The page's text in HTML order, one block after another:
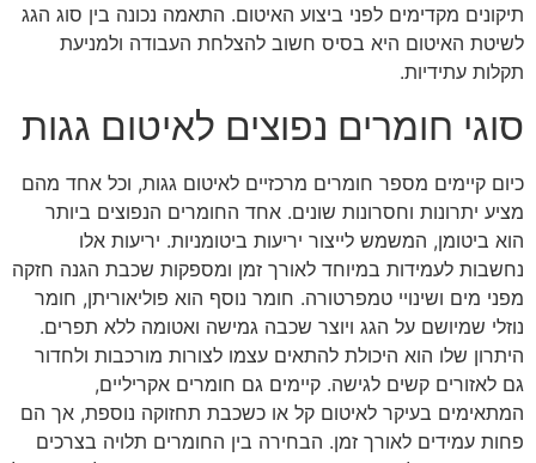
תיקונים מקדימים לפני ביצוע האיטום. התאמה נכונה בין סוג הגג
לשיטת האיטום היא בסיס חשוב להצלחת העבודה ולמניעת
תקלות עתידיות.
סוגי חומרים נפוצים לאיטום גגות
כיום קיימים מספר חומרים מרכזיים לאיטום גגות, וכל אחד מהם
מציע יתרונות וחסרונות שונים. אחד החומרים הנפוצים ביותר
הוא ביטומן, המשמש לייצור יריעות ביטומניות. יריעות אלו
נחשבות לעמידות במיוחד לאורך זמן ומספקות שכבת הגנה חזקה
מפני מים ושינויי טמפרטורה. חומר נוסף הוא פוליאוריתן, חומר
נוזלי שמיושם על הגג ויוצר שכבה גמישה ואטומה ללא תפרים.
היתרון שלו הוא היכולת להתאים עצמו לצורות מורכבות ולחדור
גם לאזורים קשים לגישה. קיימים גם חומרים אקריליים,
המתאימים בעיקר לאיטום קל או כשכבת תחזוקה נוספת, אך הם
פחות עמידים לאורך זמן. הבחירה בין החומרים תלויה בצרכים